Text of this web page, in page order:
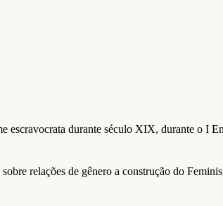
escravocrata durante século XIX, durante o I
relações de gênero a construção do